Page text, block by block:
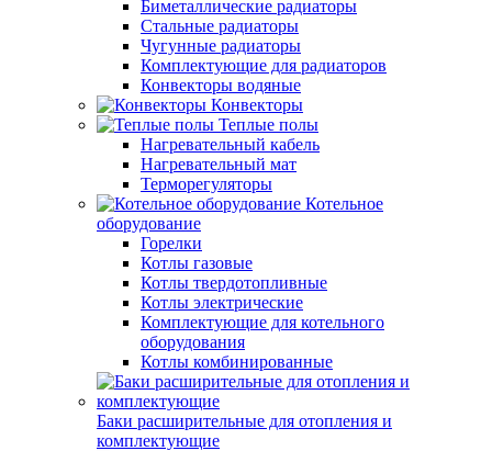
Биметаллические радиаторы
Стальные радиаторы
Чугунные радиаторы
Комплектующие для радиаторов
Конвекторы водяные
Конвекторы
Теплые полы
Нагревательный кабель
Нагревательный мат
Терморегуляторы
Котельное
оборудование
Горелки
Котлы газовые
Котлы твердотопливные
Котлы электрические
Комплектующие для котельного
оборудования
Котлы комбинированные
Баки расширительные для отопления и
комплектующие